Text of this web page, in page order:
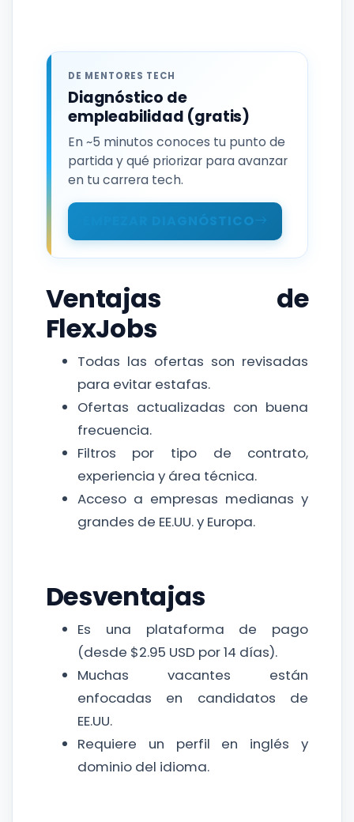
DE MENTORES TECH
Diagnóstico de
empleabilidad (gratis)
En ~5 minutos conoces tu punto de
partida y qué priorizar para avanzar
en tu carrera tech.
EMPEZAR DIAGNÓSTICO
Ventajas de
FlexJobs
Todas las ofertas son revisadas
para evitar estafas.
Ofertas actualizadas con buena
frecuencia.
Filtros por tipo de contrato,
experiencia y área técnica.
Acceso a empresas medianas y
grandes de EE.UU. y Europa.
Desventajas
Es una plataforma de pago
(desde $2.95 USD por 14 días).
Muchas vacantes están
enfocadas en candidatos de
EE.UU.
Requiere un perfil en inglés y
dominio del idioma.